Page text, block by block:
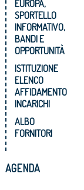
EUROPA,
SPORTELLO
INFORMATIVO,
BANDI E
OPPORTUNITÀ
ISTITUZIONE
ELENCO
AFFIDAMENTO
INCARICHI
ALBO
FORNITORI
AGENDA